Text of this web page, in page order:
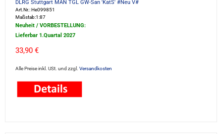
DLRG Stuttgart MAN TGL GW-San 'KatS' #Neu V#
Art.Nr.: He099851
Maßstab:1:87
Neuheit / VORBESTELLUNG:
Lieferbar 1.Quartal 2027
33,90 €
Alle Preise inkl. USt. und zzgl. Versandkosten